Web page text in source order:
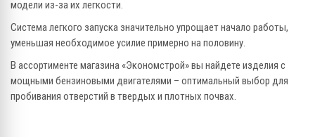
модели из-за их легкости.
Система легкого запуска значительно упрощает начало работы,
уменьшая необходимое усилие примерно на половину.
В ассортименте магазина «Экономстрой» вы найдете изделия с
мощными бензиновыми двигателями – оптимальный выбор для
пробивания отверстий в твердых и плотных почвах.